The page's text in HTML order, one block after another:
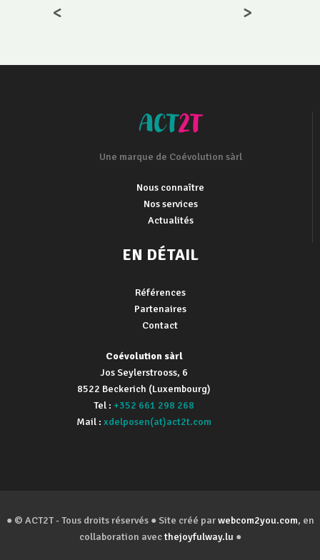
< >
Une marque de Coévolution sàrl
Nous connaître
Nos services
Actualités
EN DÉTAIL
Références
Partenaires
Contact
Coévolution sàrl
Jos Seylerstrooss, 6
8522 Beckerich (Luxembourg)
Tel : +352 661 298 268
Mail : xdelposen(at)act2t.com
● © ACT2T - Tous droits réservés ● Site créé parwebcom2you.com, en
collaboration avecthejoyfulway.lu ●